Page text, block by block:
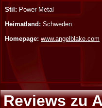
Stil: Power Metal
Heimatland: Schweden
Homepage: www.angelblake.com
Reviews zu